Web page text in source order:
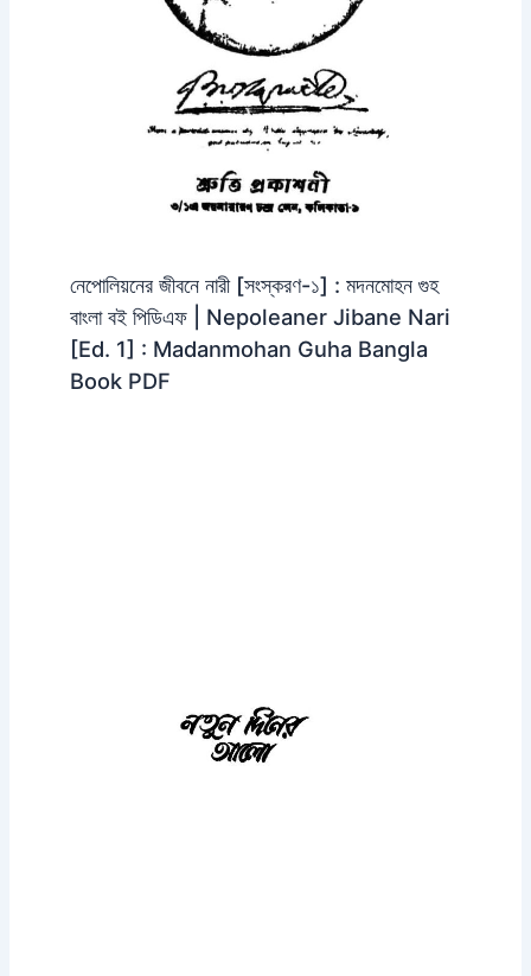
নেপোলিয়নের জীবনে নারী [সংস্করণ-১] : মদনমোহন গুহ
বাংলা বই পিডিএফ | Nepoleaner Jibane Nari
[Ed. 1] : Madanmohan Guha Bangla
Book PDF